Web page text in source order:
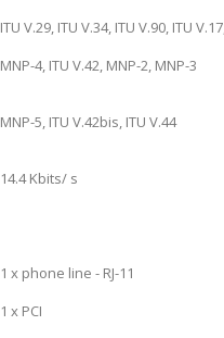
ITU V.29, ITU V.34, ITU V.90, ITU
MNP-4, ITU V.42, MNP-2, MNP-3
MNP-5, ITU V.42bis, ITU V.44
14.4 Kbits/ s
1 x phone line - RJ-11
1 x PCI